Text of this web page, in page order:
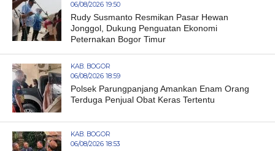
06/08/2026 19:50
Rudy Susmanto Resmikan Pasar Hewan
Jonggol, Dukung Penguatan Ekonomi
Peternakan Bogor Timur
KAB. BOGOR
06/08/2026 18:59
Polsek Parungpanjang Amankan Enam Orang
Terduga Penjual Obat Keras Tertentu
KAB. BOGOR
06/08/2026 18:53